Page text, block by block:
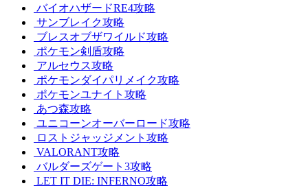
バイオハザードRE4攻略
サンブレイク攻略
ブレスオブザワイルド攻略
ポケモン剣盾攻略
アルセウス攻略
ポケモンダイパリメイク攻略
ポケモンユナイト攻略
あつ森攻略
ユニコーンオーバーロード攻略
ロストジャッジメント攻略
VALORANT攻略
バルダーズゲート3攻略
LET IT DIE: INFERNO攻略